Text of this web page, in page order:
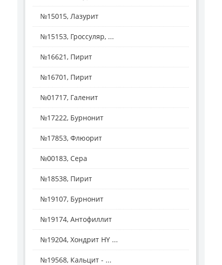
№15015, Лазурит
№15153, Гроссуляр, ...
№16621, Пирит
№16701, Пирит
№01717, Галенит
№17222, Бурнонит
№17853, Флюорит
№00183, Сера
№18538, Пирит
№19107, Бурнонит
№19174, Антофиллит
№19204, Хондрит HY ...
№19568, Кальцит - ...